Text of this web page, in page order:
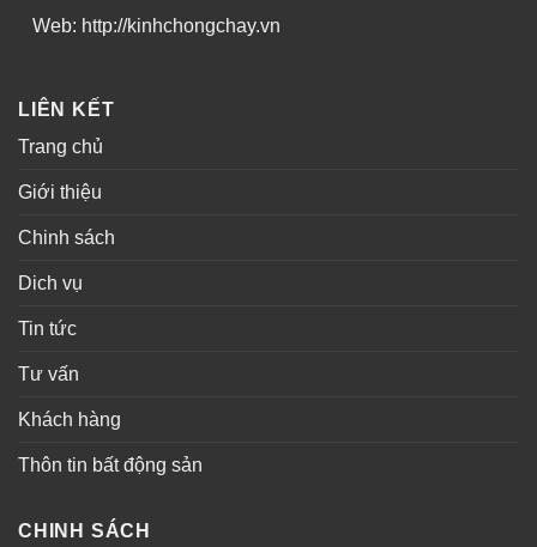
Web: http://kinhchongchay.vn
LIÊN KẾT
Trang chủ
Giới thiệu
Chinh sách
Dich vụ
Tin tức
Tư vấn
Khách hàng
Thôn tin bất động sản
CHINH SÁCH